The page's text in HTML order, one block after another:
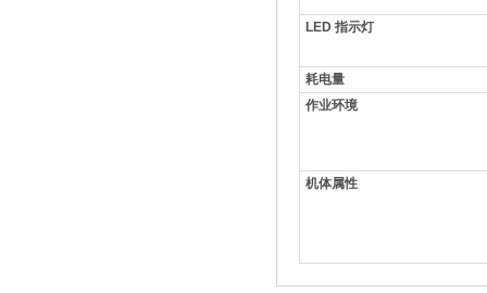
LED 指示灯
耗电量
作业环境
机体属性